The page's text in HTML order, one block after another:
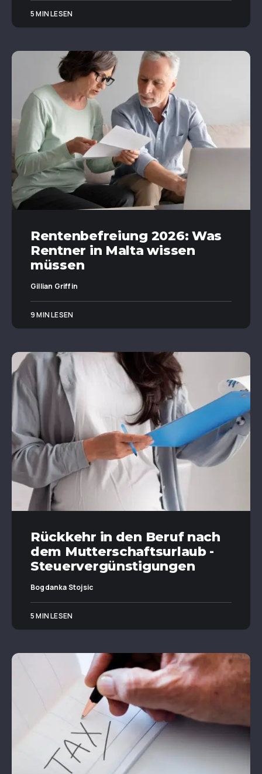
5 MIN LESEN
Rentenbefreiung 2026: Was
Rentner in Malta wissen
müssen
Gillian Griffin
9 MIN LESEN
Rückkehr in den Beruf nach
dem Mutterschaftsurlaub -
Steuervergünstigungen
Bogdanka Stojsic
5 MIN LESEN